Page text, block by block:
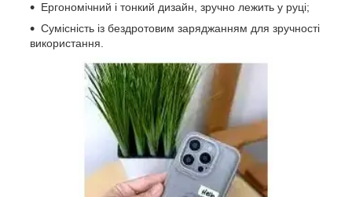
Ергономічний і тонкий дизайн, зручно лежить у руці;
Сумісність із бездротовим заряджанням для зручності
використання.